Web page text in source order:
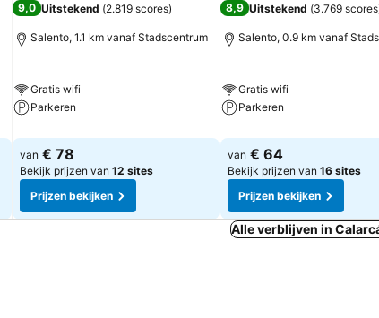
9,0 Uitstekend (2.819 scores)
Salento, 1.1 km vanaf Stadscentrum
Gratis wifi
Parkeren
van € 78
Bekijk prijzen van 12 sites
Prijzen bekijken
8,9 Uitstekend (3.769 scores
Salento, 0.9 km vanaf
Gratis wifi
Parkeren
van € 64
Bekijk prijzen van 16 sites
Prijzen bekijken
Alle verblijven in